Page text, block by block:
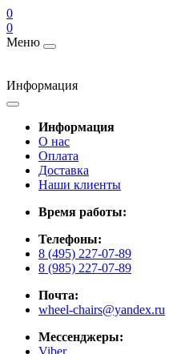
0
0
Меню
Информация
Информация
О нас
Оплата
Доставка
Наши клиенты
Время работы:
Телефоны:
8 (495) 227-07-89
8 (985) 227-07-89
Почта:
wheel-chairs@yandex.ru
Мессенджеры:
Viber